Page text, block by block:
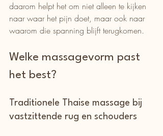
daarom helpt het om niet alleen te kijken
naar waar het pijn doet, maar ook naar
waarom die spanning blijft terugkomen.
Welke massagevorm past
het best?
Traditionele Thaise massage bij
vastzittende rug en schouders